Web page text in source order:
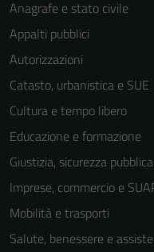
Anagrafe e stato civile
Appalti pubblici
Autorizzazioni
Catasto, urbanistica e SUE
Cultura e tempo libero
Educazione e formazione
Giustizia, sicurezza
Imprese, commercio e
Mobilità e trasporti
Salute, benessere e